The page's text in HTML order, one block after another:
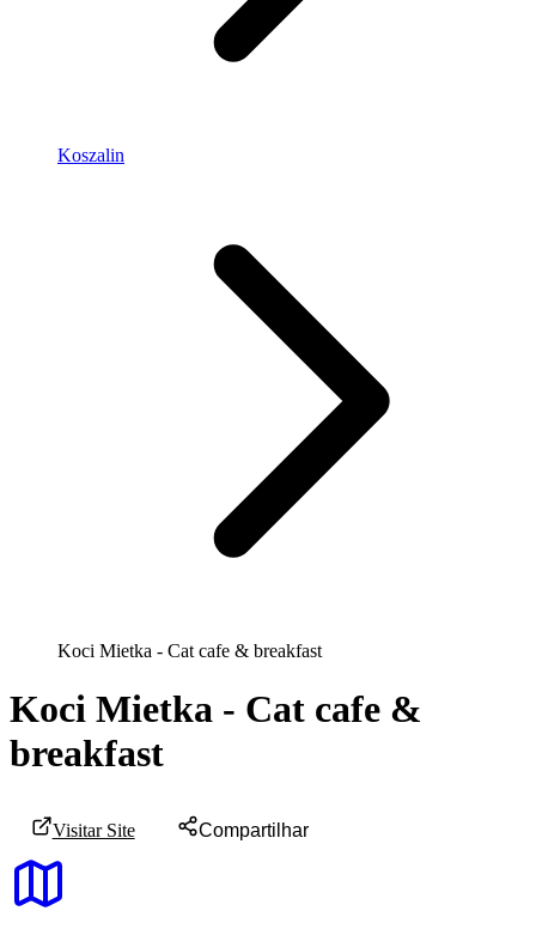
Koszalin
Koci Mietka - Cat cafe & breakfast
Koci Mietka - Cat cafe &
breakfast
Visitar Site Compartilhar